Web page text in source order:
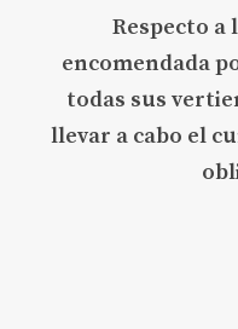
Respecto a
encomendada
todas sus
llevar a cabo el